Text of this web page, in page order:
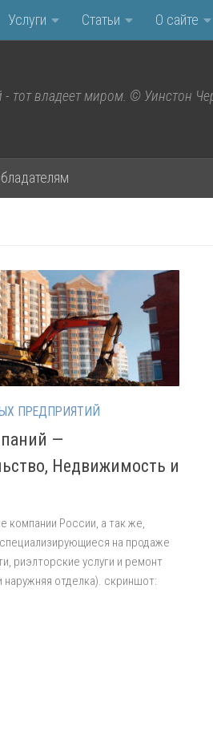
Услуги Статьи О сайте
тот владеет миром. © Уинстон
ПРЕДПРИЯТИЙ
—
Недвижимость и
компании России, а так же,
на продаже
риэлторские услуги и ремонт
наружняя отделка). скриншот: